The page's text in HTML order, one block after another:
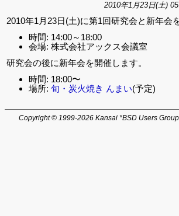
2010年1月23日(土)
2010年1月23日(土)に第1回研究会と新年会
時間: 14:00～18:00
会場: 株式会社アックス会議室
研究会の後に新年会を開催します。
時間: 18:00〜
場所: 旬・炭火焼き んまい(予定)
Copyright © 1999-2026 Kansai *BSD Users